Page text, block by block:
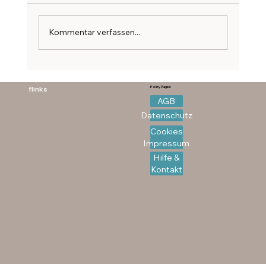
Zyklusgerecht essen
Kommentar verfassen...
flinks Policy Pages
AGB
Datenschutz
Cookies
Impressum
Hilfe &
Kontakt